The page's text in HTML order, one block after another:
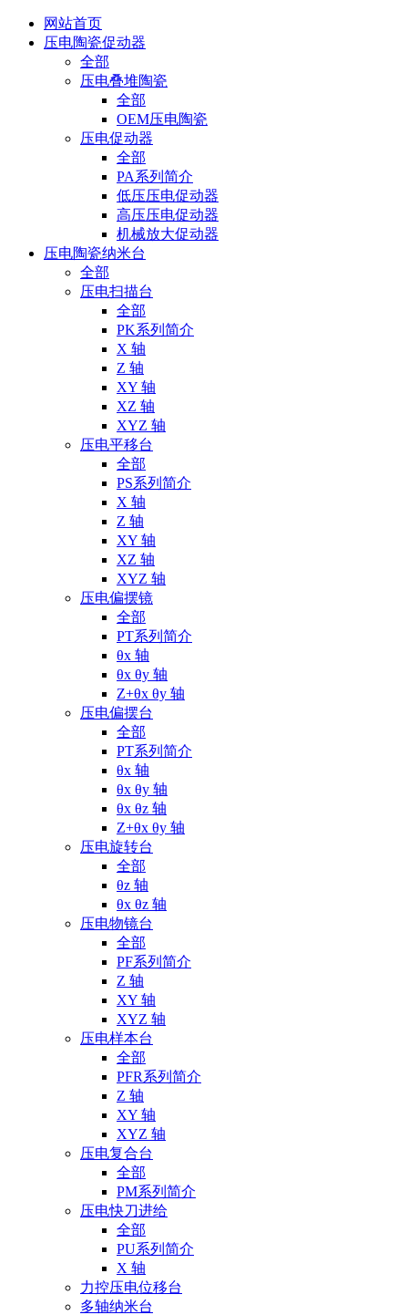
网站首页
压电陶瓷促动器
全部
压电叠堆陶瓷
全部
OEM压电陶瓷
压电促动器
全部
PA系列简介
低压压电促动器
高压压电促动器
机械放大促动器
压电陶瓷纳米台
全部
压电扫描台
全部
PK系列简介
X 轴
Z 轴
XY 轴
XZ 轴
XYZ 轴
压电平移台
全部
PS系列简介
X 轴
Z 轴
XY 轴
XZ 轴
XYZ 轴
压电偏摆镜
全部
PT系列简介
θx 轴
θx θy 轴
Z+θx θy 轴
压电偏摆台
全部
PT系列简介
θx 轴
θx θy 轴
θx θz 轴
Z+θx θy 轴
压电旋转台
全部
θz 轴
θx θz 轴
压电物镜台
全部
PF系列简介
Z 轴
XY 轴
XYZ 轴
压电样本台
全部
PFR系列简介
Z 轴
XY 轴
XYZ 轴
压电复合台
全部
PM系列简介
压电快刀进给
全部
PU系列简介
X 轴
力控压电位移台
多轴纳米台